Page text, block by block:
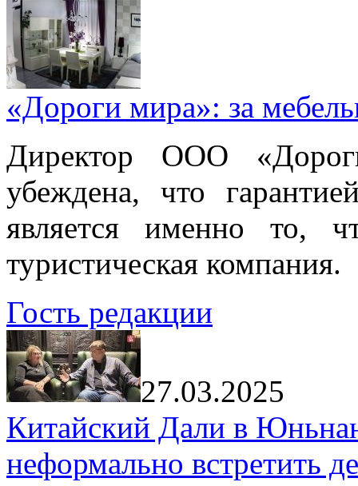
«Дороги мира»: за
Директор ООО
убеждена, что
является именно то,
туристическая компания.
Гость редакции
27.03.2025
Китайский Дали в
неформально встретить